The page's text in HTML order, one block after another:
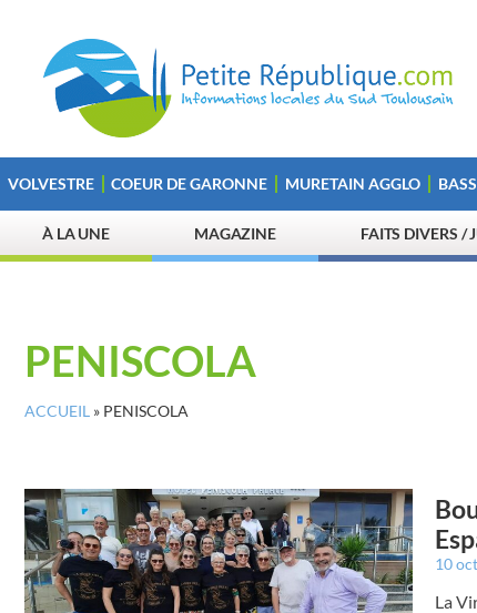
VOLVESTRE COEUR DE GARONNE MURETAIN AGGLO
À LA UNE MAGAZINE FAITS DIVERS /
PENISCOLA
ACCUEIL » PENISCOLA
10
La